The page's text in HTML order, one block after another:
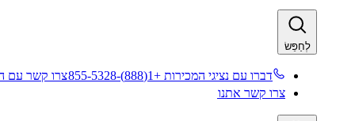
לְחַפֵּשׂ​​
דברו עם נציגי המכירות +1(888)-855-5328​​
צרו קשר עם
צרו קשר אתנו​​